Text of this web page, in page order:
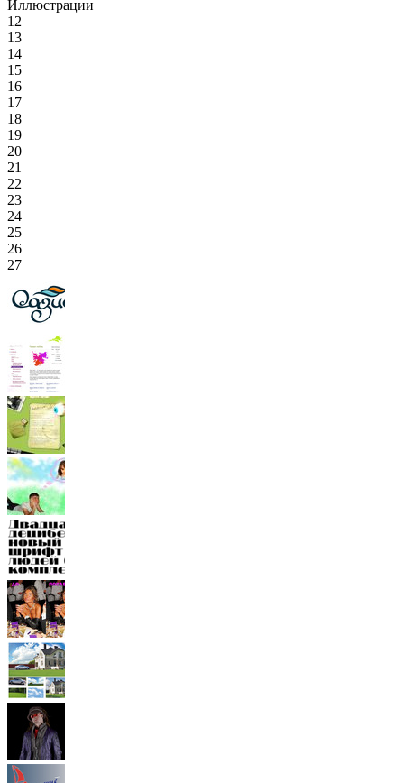
Иллюстрации
12
13
14
15
16
17
18
19
20
21
22
23
24
25
26
27